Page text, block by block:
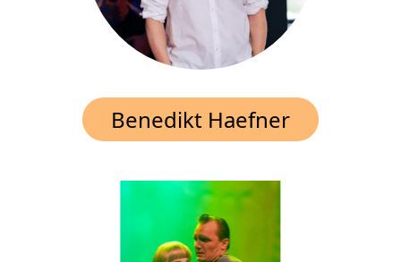
Theaterclub für Senior:innen + 60
Geschichte
Ensemble
Europäischen Forum am Rhein
Förderer und Partner Theater BAden
Benedikt Haefner